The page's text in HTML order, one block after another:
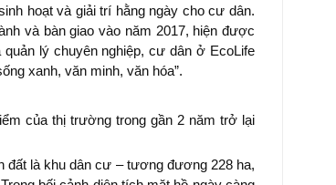
hoạt và giải trí hằng ngày cho cư dân.
và bàn giao vào năm 2017, hiện được
lý chuyên nghiệp, cư dân ở EcoLife
xanh, văn minh, văn hóa”.
của thị trường trong gần 2 năm trở lại
là khu dân cư – tương đương 228 ha,